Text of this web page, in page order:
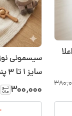
۳ پنبه اعلا
سیسمونی
سایز ۱ تا ۳ پنبه اعلا طرح راسو
۳۰۰٬۰۰۰